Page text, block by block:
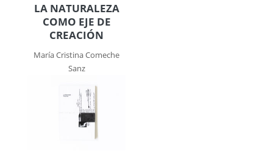
LA NATURALEZA
COMO EJE DE
CREACIÓN
María Cristina Comeche
Sanz